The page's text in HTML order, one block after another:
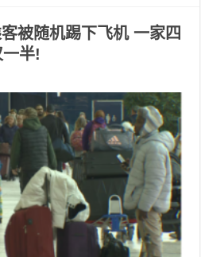
被随机踢下飞机 一家四
一半!